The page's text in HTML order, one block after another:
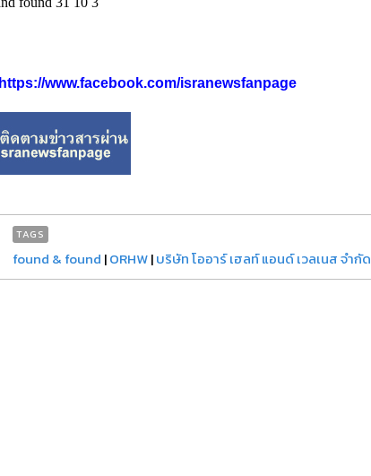
https://www.facebook.com/isranewsfanpage
TAGS
found & found |ORHW|บริษัท โออาร์ เฮลท์ แอนด์ เวลเนส จำกัด